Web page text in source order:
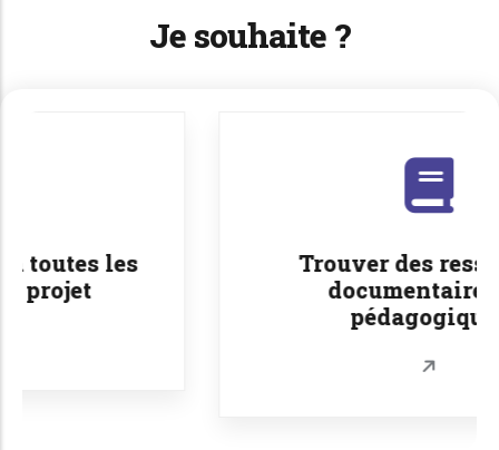
Je souhaite ?
Trouver des ressources
documentaires ou